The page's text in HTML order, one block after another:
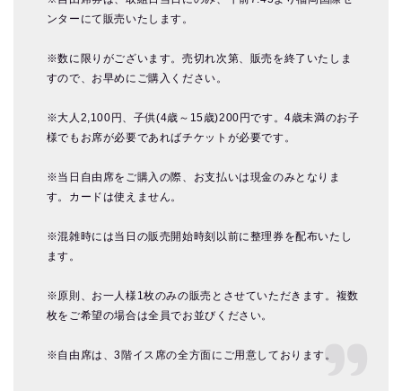
ンターにて販売いたします。
※数に限りがございます。売切れ次第、販売を終了いたしま
すので、お早めにご購入ください。
※大人2,100円、子供(4歳～15歳)200円です。4歳未満のお子
様でもお席が必要であればチケットが必要です。
※当日自由席をご購入の際、お支払いは現金のみとなりま
す。カードは使えません。
※混雑時には当日の販売開始時刻以前に整理券を配布いたし
ます。
※原則、お一人様1枚のみの販売とさせていただきます。複数
枚をご希望の場合は全員でお並びください。
※自由席は、3階イス席の全方面にご用意しております。